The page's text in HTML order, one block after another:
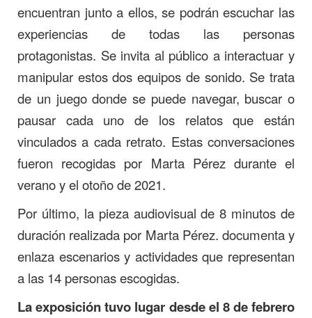
encuentran junto a ellos, se podrán escuchar las
experiencias de todas las personas
protagonistas. Se invita al público a interactuar y
manipular estos dos equipos de sonido. Se trata
de un juego donde se puede navegar, buscar o
pausar cada uno de los relatos que están
vinculados a cada retrato. Estas conversaciones
fueron recogidas por Marta Pérez durante el
verano y el otoño de 2021.
Por último, la pieza audiovisual de 8 minutos de
duración realizada por Marta Pérez. documenta y
enlaza escenarios y actividades que representan
a las 14 personas escogidas.
La exposición tuvo lugar desde el 8 de febrero